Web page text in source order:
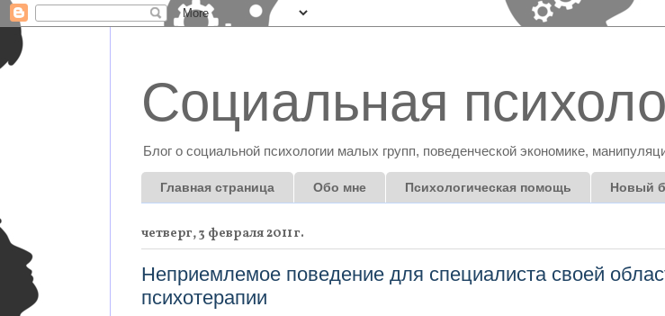
Социальная
Блог о социальной психологии малых групп, поведенческой экономике,
Главная страница Обо мне Психологическая помощь Новый
четверг, 3 февраля 2011 г.
Неприемлемое поведение для специалиста своей
психотерапии